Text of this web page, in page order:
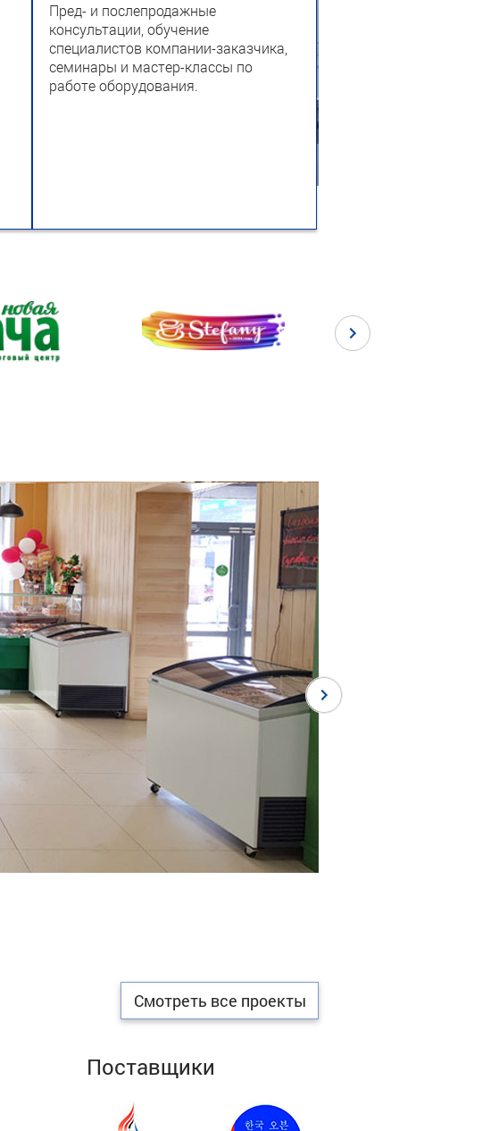
Пред- и послепродажные
консультации, обучение
специалистов компании-заказчика,
семинары и мастер-классы по
работе оборудования.
Смотреть все проекты
Поставщики